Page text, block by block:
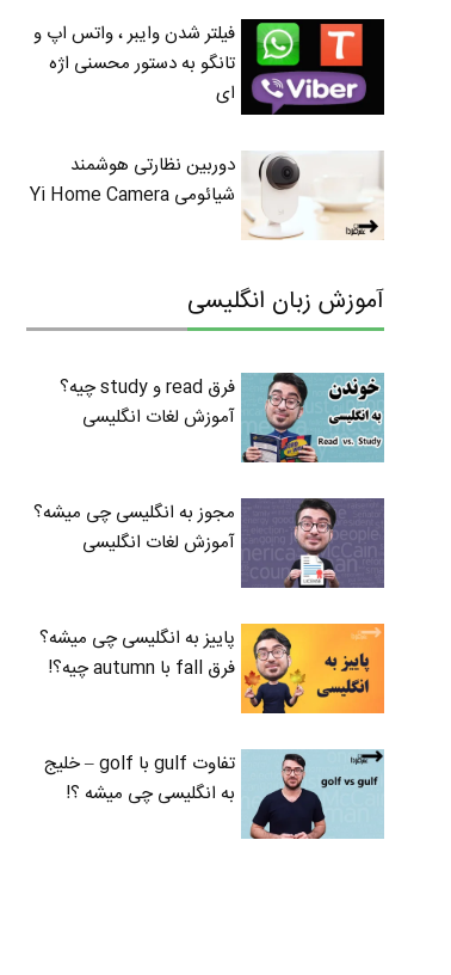
فیلتر شدن وایبر ، واتس اپ و
تانگو به دستور محسنی اژه
ای
دوربین نظارتی هوشمند
شیائومی Yi Home Camera
آموزش زبان انگلیسی
فرق read و study چیه؟
آموزش لغات انگلیسی
مجوز به انگلیسی چی میشه؟
آموزش لغات انگلیسی
پاییز به انگلیسی چی میشه؟
فرق fall با autumn چیه؟!
تفاوت gulf با golf – خلیج
به انگلیسی چی میشه ؟!